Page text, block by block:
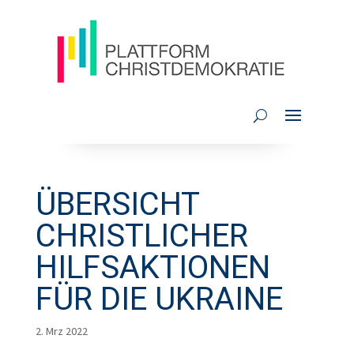
ÜBERSICHT
CHRISTLICHER
HILFSAKTIONEN
FÜR DIE UKRAINE
2. Mrz 2022